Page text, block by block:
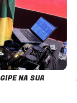
NA SUA